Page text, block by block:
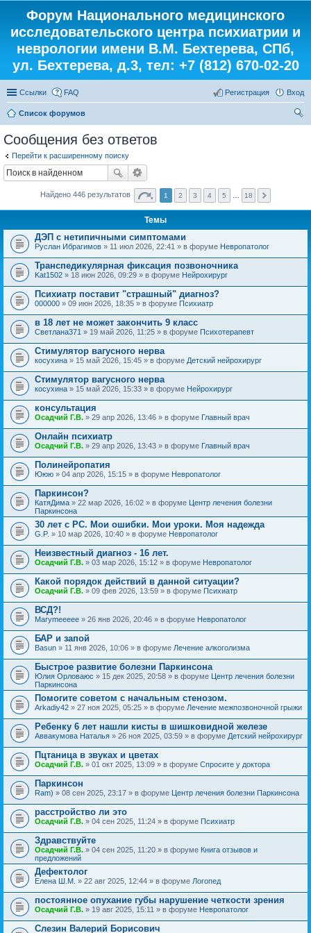
Форум Национального медицинского
исследовательского центра психиатрии и
неврологии имени В.М. Бехтерева, СПб,
ул. Бехтерева, д.3, тел: +7 (812) 670-02-20
Ссылки FAQ Вход
Регистрация
Список форумов
Сообщения без ответов
Перейти к расширенному поиску
Найдено 446 результатов 1 2 3 4 5 18
Темы
ДЭП с нетипичными симптомами
Руслан Ибрагимов » 11 июл 2026, 22:41 » в форуме Невропатолог
Транспедикулярная фиксация позвоночника
Kat1502 » 18 июн 2026, 09:29 » в форуме Нейрохирург
Психиатр поставит "страшный" диагноз?
000000 » 09 июн 2026, 18:35 » в форуме Психиатр
в 18 лет не может закончить 9 класс
Светлана371 » 19 май 2026, 11:25 » в форуме Психотерапевт
Стимулятор вагусного нерва
косухина » 15 май 2026, 15:45 » в форуме Детский нейрохирург
Стимулятор вагусного нерва
косухина » 15 май 2026, 15:33 » в форуме Нейрохирург
консультация
Осадчий Г.В. » 29 апр 2026, 13:46 » в форуме Главный врач
Онлайн психиатр
Осадчий Г.В. » 29 апр 2026, 13:43 » в форуме Главный врач
Полинейропатия
Ююю » 04 апр 2026, 15:15 » в форуме Невропатолог
Паркинсон?
КатяДима » 22 мар 2026, 16:02 » в форуме Центр лечения болезни
Паркинсона
30 лет с РС. Мои ошибки. Мои уроки. Моя надежда
G.P. » 10 мар 2026, 10:40 » в форуме Невропатолог
Неизвестный диагноз - 16 лет.
Осадчий Г.В. » 03 мар 2026, 15:12 » в форуме Невропатолог
Какой порядок действий в данной ситуации?
Осадчий Г.В. » 09 фев 2026, 13:59 » в форуме Психиатр
ВСД?!
Marymeeeee » 26 янв 2026, 20:46 » в форуме Невропатолог
БАР и запой
Basun » 11 янв 2026, 10:06 » в форуме Лечение алкоголизма
Быстрое развитие болезни Паркинсона
Юлия Орловаюс » 15 дек 2025, 20:58 » в форуме Центр лечения болезни
Паркинсона
Помогите советом с начальным стенозом.
Arkadiy42 » 27 ноя 2025, 05:25 » в форуме Лечение межпозвоночной грыжи
Ребенку 6 лет нашли кисты в шишковидной железе
Аввакумова Наталья » 26 ноя 2025, 03:59 » в форуме Детский нейрохирург
Пцтаница в звуках и цветах
Осадчий Г.В. » 01 окт 2025, 13:09 » в форуме Спросите у доктора
Паркинсон
Ram) » 08 сен 2025, 23:17 » в форуме Центр лечения болезни Паркинсона
расстройство ли это
Осадчий Г.В. » 04 сен 2025, 11:24 » в форуме Психиатр
Здравствуйте
Осадчий Г.В. » 04 сен 2025, 11:20 » в форуме Книга отзывов и
предложений
Дефектолог
Елена Ш.М. » 22 авг 2025, 12:44 » в форуме Логопед
постоянное опухание губы нарушение четкости зрения
Осадчий Г.В. » 19 авг 2025, 15:11 » в форуме Невропатолог
Слезин Валерий Борисович